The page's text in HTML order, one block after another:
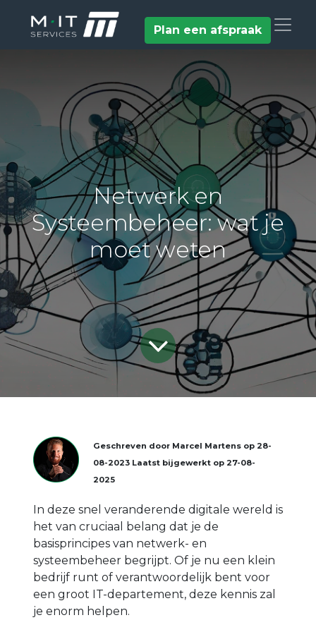
Plan een afspraak
Netwerk en
Systeembeheer: wat je
moet weten
Geschreven door Marcel Martens op 28-
08-2023 Laatst bijgewerkt op 27-08-
2025
In deze snel veranderende digitale wereld is
het van cruciaal belang dat je de
basisprincipes van netwerk- en
systeembeheer begrijpt. Of je nu een klein
bedrijf runt of verantwoordelijk bent voor
een groot IT-departement, deze kennis zal
je enorm helpen.